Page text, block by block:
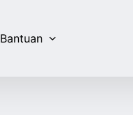
Bantuan